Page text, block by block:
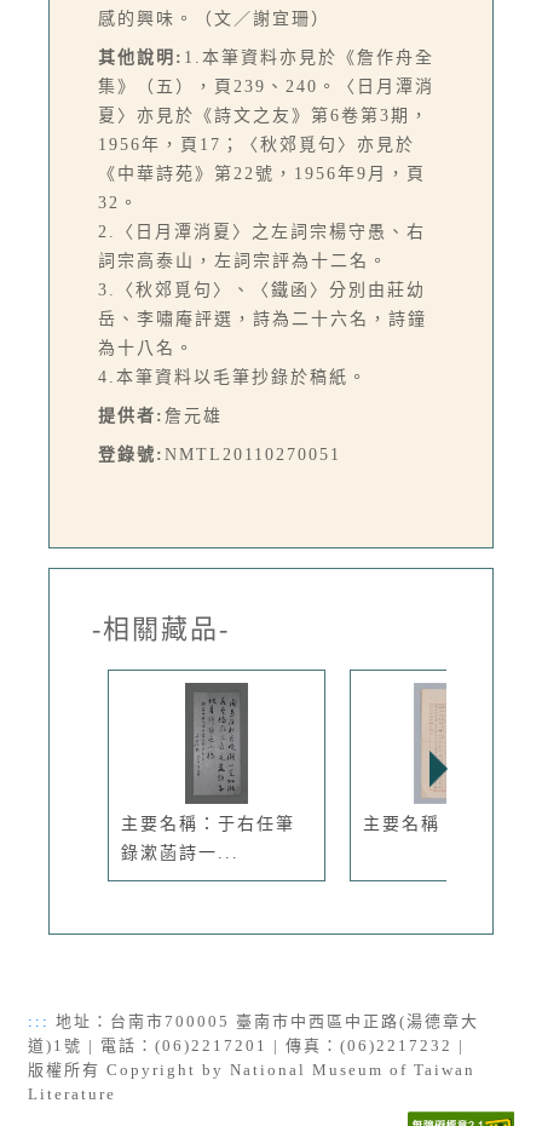
感的興味。（文／謝宜珊）
其他說明: 1.本筆資料亦見於《詹作舟全
集》（五），頁239、240。〈日月潭消
夏〉亦見於《詩文之友》第6卷第3期，
1956年，頁17；〈秋郊覓句〉亦見於
《中華詩苑》第22號，1956年9月，頁
32。
2.〈日月潭消夏〉之左詞宗楊守愚、右
詞宗高泰山，左詞宗評為十二名。
3.〈秋郊覓句〉、〈鐵函〉分別由莊幼
岳、李嘯庵評選，詩為二十六名，詩鐘
為十八名。
4.本筆資料以毛筆抄錄於稿紙。
提供者: 詹元雄
登錄號: NMTL20110270051
-相關藏品-
主要名稱：于右任筆
錄漱菡詩一...
主要名稱：秋柳
::: 地址：台南市700005 臺南市中西區中正路(湯德章大
道)1號 | 電話：(06)2217201 | 傳真：(06)2217232 |
版權所有 Copyright by National Museum of Taiwan
Literature